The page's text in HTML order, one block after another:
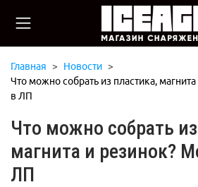
Главная
Новости
Что можно собрать из пластика,
в ЛП
Что можно собрать
магнита и резинок?
ЛП